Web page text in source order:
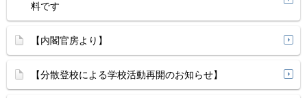
料です
【内閣官房より】
【分散登校による学校活動再開のお知らせ】